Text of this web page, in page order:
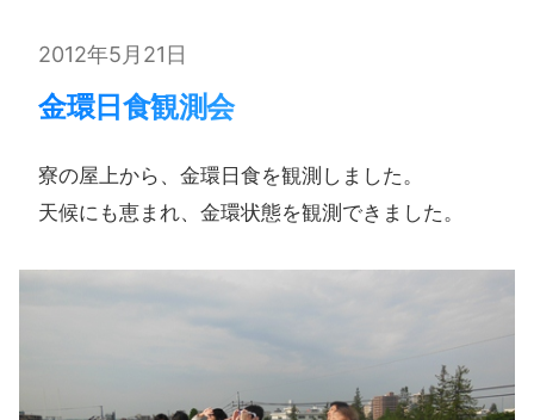
2012年5月21日
金環日食観測会
寮の​屋上から、​金環日食を​観測しました。​
天候にも​恵まれ、​金環状態を​観測できました。​